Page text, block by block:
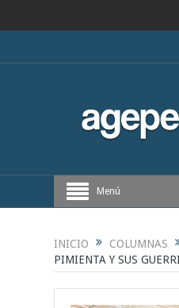
el centro es acompañado por toda su
Periodística
Menú
INICIO COLUMNAS
PIMIENTA Y SUS